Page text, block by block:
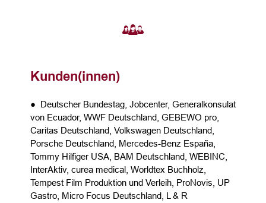
Kunden(innen)
● Deutscher Bundestag, Jobcenter, Generalkonsulat
von Ecuador, WWF Deutschland, GEBEWO pro,
Caritas Deutschland, Volkswagen Deutschland,
Porsche Deutschland, Mercedes-Benz España,
Tommy Hilfiger USA, BAM Deutschland, WEBINC,
InterAktiv, curea medical, Worldtex Buchholz,
Tempest Film Produktion und Verleih, ProNovis, UP
Gastro, Micro Focus Deutschland, L & R